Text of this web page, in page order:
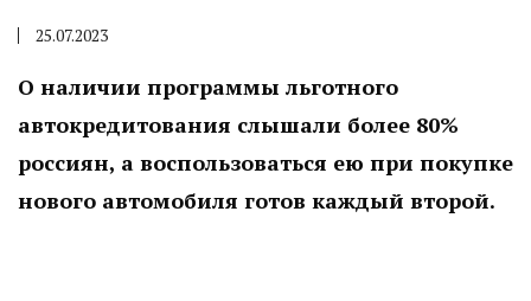
25.07.2023
О наличии программы льготного
автокредитования слышали более 80%
россиян, а воспользоваться ею при покупке
нового автомобиля готов каждый второй.